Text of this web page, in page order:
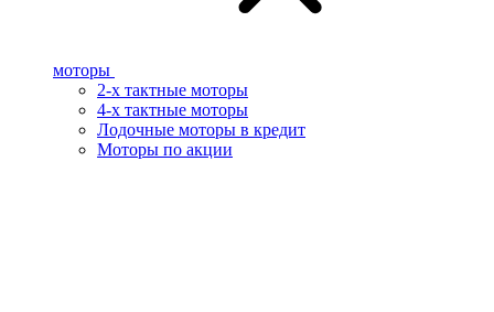
моторы
2-х тактные моторы
4-х тактные моторы
Лодочные моторы в кредит
Моторы по акции